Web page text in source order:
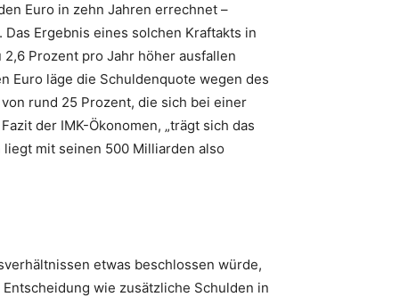
Euro in zehn Jahren errechnet –
Ergebnis eines solchen Kraftakts in
Prozent pro Jahr höher ausfallen
Euro läge die Schuldenquote wegen des
rund 25 Prozent, die sich bei einer
der IMK-Ökonomen, „trägt sich das
mit seinen 500 Milliarden also
etwas beschlossen würde,
wie zusätzliche Schulden in